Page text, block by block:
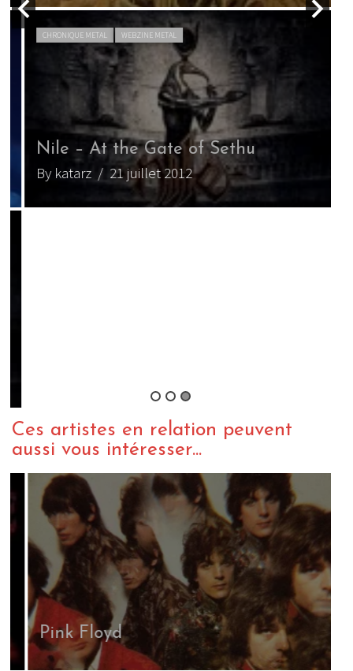
CHRONIQUE METAL WEBZINE METAL
Nile – At the Gate of Sethu
By katarz/ 21 juillet 2012
Ces artistes en relation peuvent
aussi vous intéresser...
Pink Floyd